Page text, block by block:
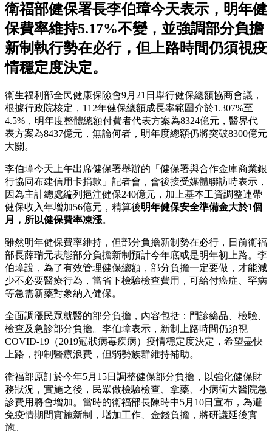
衛福部健保署長李伯璋今天表示，明年健
保費率維持5.17%不變，並強調部分負擔
新制執行勢在必行，但上路時間仍須視疫
情穩定度決定。
衛生福利部全民健康保險會9月21日舉行健保總額協商會議，
根據行政院核定，112年健保總額成長率範圍介於1.307%至
4.5%，明年度整體總額付費者代表方案為8324億元，醫界代
表方案為8437億元，無論何者，明年度總額仍將突破8300億元
大關。
李伯璋今天上午出席健保署舉辦的「健保署與合作金庫商業銀
行協同布建信用卡捐款」記者會，會後接受媒體聯訪時表示，
因為主計總處編列挹注健保240億元，加上基本工資調整連帶
健保收入年增加56億元，精算後明年健保安全準備金大於1個
月，所以健保費率凍漲。
雖然明年健保費率維持，但部分負擔新制勢在必行，日前衛福
部長薛瑞元表態部分負擔新制預計今年底或是明年初上路。李
伯璋說，為了有效管理健保總額，部分負擔一定要做，才能減
少不必要醫療行為，當省下檢驗檢查費用，可給付癌症、罕病
等急需新藥對象納入健保。
全面調漲民眾就醫的部分負擔，內容包括：門診藥品、檢驗、
檢查及急診部分負擔。李伯璋表示，新制上路時間仍須視
COVID-19（2019冠狀病毒疾病）疫情穩定度決定，希望盡快
上路，抑制醫療浪費，但弱勢族群維持補助。
衛福部原訂於今年5月15日調整健保部分負擔，以強化健保財
務狀況，實施之後，民眾做檢驗檢查、拿藥、小病衝大醫院急
診費用將會增加。當時的衛福部長陳時中5月10日宣布，為避
免疫情期間實施新制，增加工作、金錢負擔，將研議延後實
施。